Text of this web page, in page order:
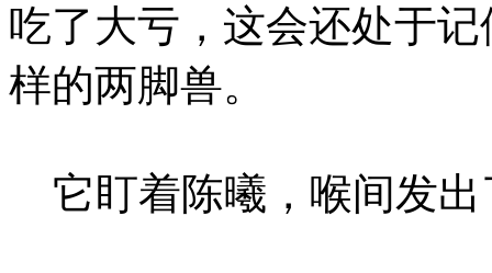
吃了大亏，这会还处于
样的两脚兽。
它盯着陈曦，喉间发出